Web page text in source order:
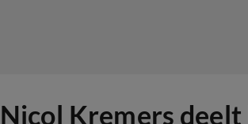
Nicol Kremers